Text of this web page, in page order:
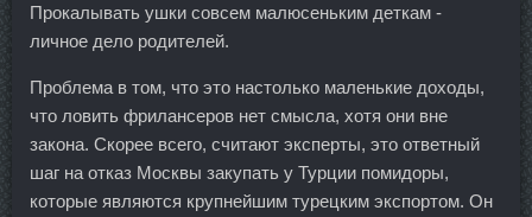
Прокалывать ушки совсем малюсеньким деткам -
личное дело родителей.
Проблема в том, что это настолько маленькие доходы,
что ловить фрилансеров нет смысла, хотя они вне
закона. Скорее всего, считают эксперты, это ответный
шаг на отказ Москвы закупать у Турции помидоры,
которые являются крупнейшим турецким экспортом. Он